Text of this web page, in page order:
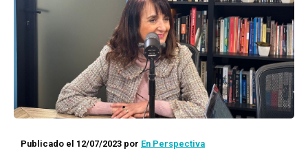
Publicado el 12/07/2023 por En Perspectiva